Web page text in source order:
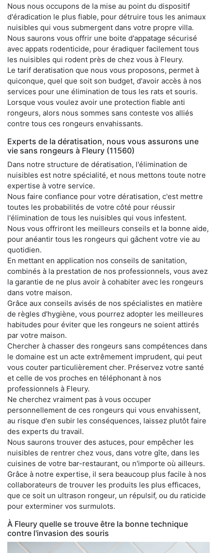
Nous nous occupons de la mise au point du dispositif
d'éradication le plus fiable, pour détruire tous les animaux
nuisibles qui vous submergent dans votre propre villa.
Nous saurons vous offrir une boite d'appatage sécurisé
avec appats rodenticide, pour éradiquer facilement tous
les nuisibles qui rodent près de chez vous à Fleury.
Le tarif deratisation que nous vous proposons, permet à
quiconque, quel que soit son budget, d'avoir accès à nos
services pour une élimination de tous les rats et souris.
Lorsque vous voulez avoir une protection fiable anti
rongeurs, alors nous sommes sans conteste vos alliés
contre tous ces rongeurs envahissants.
Experts de la dératisation, nous vous assurons une
vie sans rongeurs à Fleury (11560)
Dans notre structure de dératisation, l'élimination de
nuisibles est notre spécialité, et nous mettons toute notre
expertise à votre service.
Nous faire confiance pour votre dératisation, c'est mettre
toutes les probabilités de votre côté pour réussir
l'élimination de tous les nuisibles qui vous infestent.
Nous vous offriront les meilleurs conseils et la bonne aide,
pour anéantir tous les rongeurs qui gâchent votre vie au
quotidien.
En mettant en application nos conseils de sanitation,
combinés à la prestation de nos professionnels, vous avez
la garantie de ne plus avoir à cohabiter avec les rongeurs
dans votre maison.
Grâce aux conseils avisés de nos spécialistes en matière
de règles d'hygiène, vous pourrez adopter les meilleures
habitudes pour éviter que les rongeurs ne soient attirés
par votre maison.
Chercher à chasser des rongeurs sans compétences dans
le domaine est un acte extrêmement imprudent, qui peut
vous couter particulièrement cher. Préservez votre santé
et celle de vos proches en téléphonant à nos
professionnels à Fleury.
Ne cherchez vraiment pas à vous occuper
personnellement de ces rongeurs qui vous envahissent,
au risque d'en subir les conséquences, laissez plutôt faire
des experts du travail.
Nous saurons trouver des astuces, pour empêcher les
nuisibles de rentrer chez vous, dans votre gîte, dans les
cuisines de votre bar-restaurant, ou n'importe où ailleurs.
Grâce à notre expertise, il sera beaucoup plus facile à nos
collaborateurs de trouver les produits les plus efficaces,
que ce soit un ultrason rongeur, un répulsif, ou du raticide
pour exterminer vos surmulots.
À Fleury quelle se trouve être la bonne technique
contre l'invasion des souris